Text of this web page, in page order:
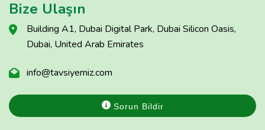
Bize Ulaşın
Building A1, Dubai Digital Park, Dubai Silicon Oasis,
Dubai, United Arab Emirates
info@tavsiyemiz.com
Sorun Bildir